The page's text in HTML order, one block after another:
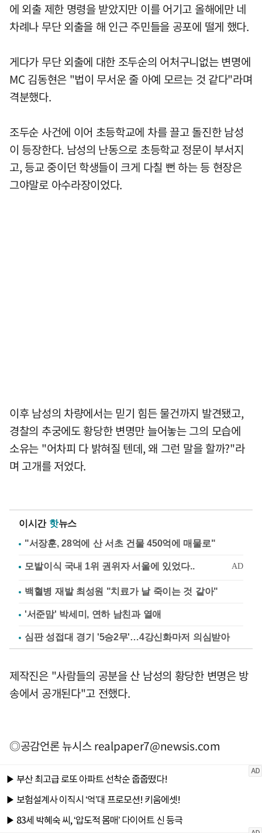
에 외출 제한 명령을 받았지만 이를 어기고 올해에만 네
차례나 무단 외출을 해 인근 주민들을 공포에 떨게 했다.
게다가 무단 외출에 대한 조두순의 어처구니없는 변명에
MC 김동현은 "법이 무서운 줄 아예 모르는 것 같다"라며
격분했다.
조두순 사건에 이어 초등학교에 차를 끌고 돌진한 남성
이 등장한다. 남성의 난동으로 초등학교 정문이 부서지
고, 등교 중이던 학생들이 크게 다칠 뻔 하는 등 현장은
그야말로 아수라장이었다.
이후 남성의 차량에서는 믿기 힘든 물건까지 발견됐고,
경찰의 추궁에도 황당한 변명만 늘어놓는 그의 모습에
소유는 "어차피 다 밝혀질 텐데, 왜 그런 말을 할까?"라
며 고개를 저었다.
이시간 핫뉴스
"서장훈, 28억에 산 서초 건물 450억에 매물로"
백혈병 재발 최성원 "치료가 날 죽이는 것 같아"
'서준맘' 박세미, 연하 남친과 열애
심판 성접대 경기 '5승2무'…4강신화마저 의심받아
제작진은 "사람들의 공분을 산 남성의 황당한 변명은 방
송에서 공개된다"고 전했다.
◎공감언론 뉴시스realpaper7@newsis.com